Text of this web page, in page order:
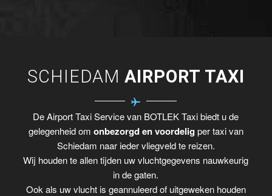
SCHIEDAM AIRPORT TAXI
De Airport Taxi Service van BOTLEK Taxi biedt u de
gelegenheid om onbezorgd en voordelig per taxi van
Schiedam naar ieder vliegveld te reizen.
Wij houden te allen tijden uw vluchtgegevens nauwkeurig
in de gaten.
Ook als uw vlucht is geannuleerd of uitgeweken houden